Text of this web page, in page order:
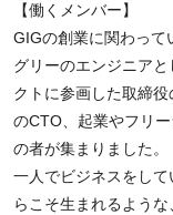
【働くメンバー】
GIGの創業に関わって
グリーのエンジニア
クトに参画した取締
のCTO、起業やフリ
の者が集まりました。
一人でビジネスをし
らこそ生まれるよう